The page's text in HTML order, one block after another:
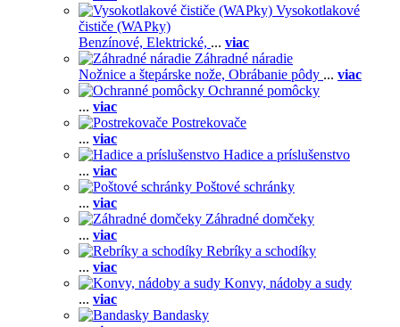
Vysokotlakové
čističe (WAPky)
Benzínové, Elektrické, ... viac
Záhradné náradie
Nožnice a štepárske nože, Obrábanie pôdy ... viac
Ochranné pomôcky
... viac
Postrekovače
... viac
Hadice a príslušenstvo
... viac
Poštové schránky
... viac
Záhradné domčeky
... viac
Rebríky a schodíky
... viac
Konvy, nádoby a sudy
... viac
Bandasky